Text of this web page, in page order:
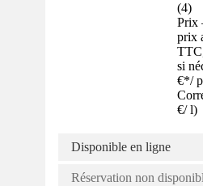
(4)
Prix
prix
si
€*/
€/ l)
Disponible en ligne
Réservation non